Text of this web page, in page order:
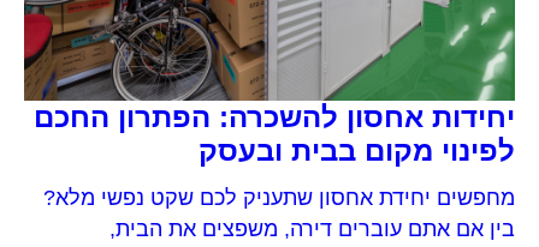
יחידות אחסון להשכרה: הפתרון החכם
לפינוי מקום בבית ובעסק
מחפשים יחידת אחסון שתעניק לכם שקט נפשי מלא?
בין אם אתם עוברים דירה, משפצים את הבית,